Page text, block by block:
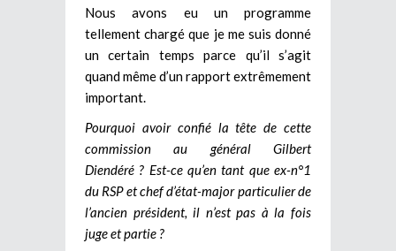
Nous avons eu un programme
tellement chargé que je me suis donné
un certain temps parce qu’il s’agit
quand même d’un rapport extrêmement
important.
Pourquoi avoir confié la tête de cette
commission au
général Gilbert
Diendéré ? Est-ce qu’en tant que ex-n°1
du RSP et chef d’état-major particulier de
l’ancien président, il n’est pas à la fois
juge et partie ?